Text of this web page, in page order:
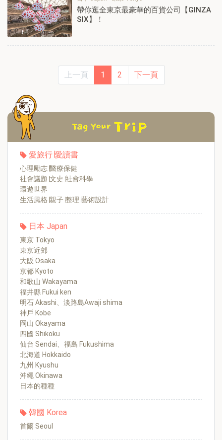
帶你逛全東京最豪華的百貨公司【GINZA
SIX】！
上一頁 1 2 下一頁
愛旅行∣愛讀書
心理勵志∣醫療保健
社會議題∣文史∣社會科學
環遊世界
生活風格∣親子∣整理∣藝術設計
日本 Japan
東京 Tokyo
東京近郊
大阪 Osaka
京都 Kyoto
和歌山 Wakayama
福井縣 Fukui ken
明石 Akashi、淡路島Awaji shima
神戶 Kobe
岡山 Okayama
四國 Shikoku
仙台 Sendai、福島 Fukushima
北海道 Hokkaido
九州 Kyushu
沖繩 Okinawa
日本的種種
韓國 Korea
首爾 Seoul